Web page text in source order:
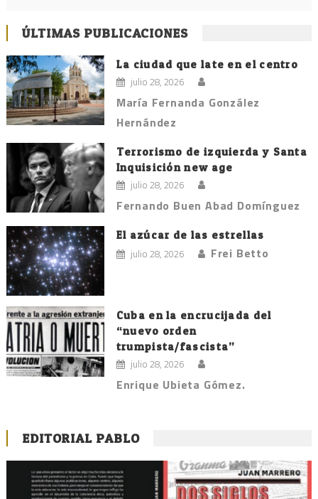
ÚLTIMAS PUBLICACIONES
La ciudad que late en el centro
julio 28, 2026
María Fernanda González
Hernández
Terrorismo de izquierda y Santa
Inquisición new age
julio 28, 2026
Fernando Buen Abad Domínguez
El azúcar de las estrellas
julio 28, 2026 Frei Betto
Cuba en la encrucijada del
“nuevo orden
trumpista/fascista”
julio 28, 2026
Enrique Ubieta Gómez.
EDITORIAL PABLO